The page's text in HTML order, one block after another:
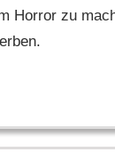
Horror zu